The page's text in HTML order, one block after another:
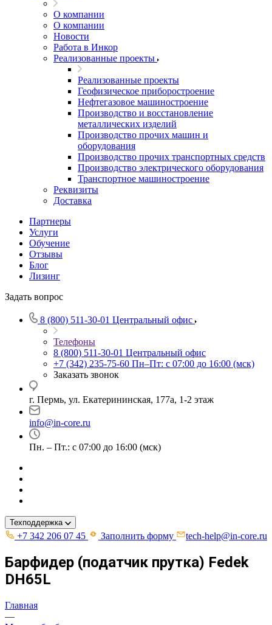
О компании
О компании
Новости
Работа в Инкор
Реализованные проекты
Реализованные проекты
Геофизическое приборостроение
Нефтегазовое машиностроение
Производство и восстановление
металлических изделий
Производство прочих машин и
оборудования
Производство прочих транспортных средств
Производство электрического оборудования
Транспортное машиностроение
Реквизиты
Доставка
Партнеры
Услуги
Обучение
Отзывы
Блог
Лизинг
Задать вопрос
8 (800) 511-30-01 Центральный офис
Телефоны
8 (800) 511-30-01 Центральный офис
+7 (342) 235-75-60 Пн–Пт: с 07:00 до 16:00 (мск)
Заказать звонок
г. Пермь, ул. ​Екатерининская, 177а, ​1-2 этаж
info@in-core.ru
Пн. – Пт.: с 07:00 до 16:00 (мск)
Техподдержка
+7 342 206 07 45 Заполнить форму tech-help@in-core.ru
Барфидер (податчик прутка) Fedek
DH65L
Главная
—